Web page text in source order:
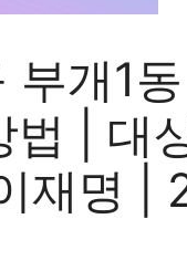
부개1
법 | 대
재명 |